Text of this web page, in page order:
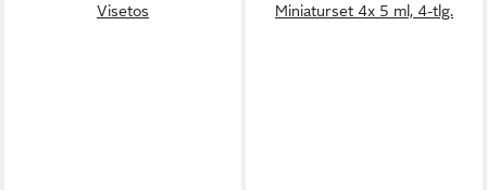
Visetos
Miniaturset 4x 5 ml, 4-tlg.